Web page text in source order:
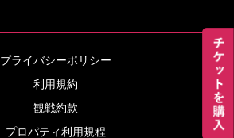
プライバシーポリシー
利用規約
観戦約款
プロパティ利用規程